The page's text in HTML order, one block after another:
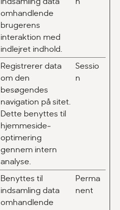
omhandlende
brugerens
interaktion med
indlejret indhold.
Registrerer data
om den
besøgendes
navigation på sitet.
Dette benyttes til
hjemmeside‐
optimering
gennem intern
analyse.
Sessio
n
Benyttes til
indsamling data
omhandlende
Perma
nent